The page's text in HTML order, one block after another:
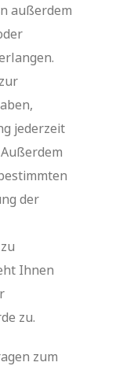
außerdem
jederzeit
der
Ihnen
zu.
zum